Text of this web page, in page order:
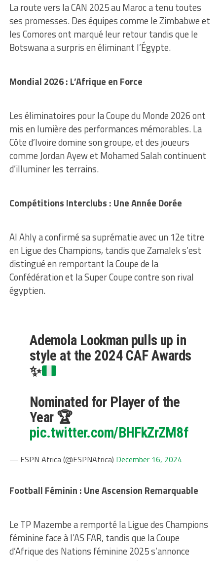
La route vers la CAN 2025 au Maroc a tenu toutes
ses promesses. Des équipes comme le Zimbabwe et
les Comores ont marqué leur retour tandis que le
Botswana a surpris en éliminant l’Égypte.
Mondial 2026 : L’Afrique en Force
Les éliminatoires pour la Coupe du Monde 2026 ont
mis en lumière des performances mémorables. La
Côte d’Ivoire domine son groupe, et des joueurs
comme Jordan Ayew et Mohamed Salah continuent
d’illuminer les terrains.
Compétitions Interclubs : Une Année Dorée
Al Ahly a confirmé sa suprématie avec un 12e titre
en Ligue des Champions, tandis que Zamalek s’est
distingué en remportant la Coupe de la
Confédération et la Super Coupe contre son rival
égyptien.
Ademola Lookman pulls up in
style at the 2024 CAF Awards
✨
Nominated for Player of the
Year 🏆
pic.twitter.com/BHFkZrZM8f
— ESPN Africa (@ESPNAfrica) December 16, 2024
Football Féminin : Une Ascension Remarquable
Le TP Mazembe a remporté la Ligue des Champions
féminine face à l’AS FAR, tandis que la Coupe
d’Afrique des Nations féminine 2025 s’annonce